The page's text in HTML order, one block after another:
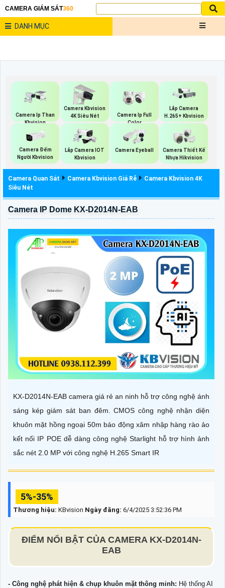
CAMERA GIÁM SÁT360
DANH MỤC
Camera Ip Than
Kbvision
Camera Kbvision
4K Siêu Nét
Camera Ip Full
Color
Lắp Camera
H.265+ Kbvision
Camera Đếm
Người Kbvision
Lắp Camera IOT
Kbvision
Camera Eyeball
Camera Thiết Kế
Nhựa Hikvision
Camera Quan Sát Camera Kbvision Giá Rẻ
Camera Kbvision 4K
Siêu Nét
Camera IP Dome KX-D2014N-EAB
KX-D2014N-EAB camera giá rẻ an ninh hỗ trợ công nghệ ánh
sáng kép giám sát ban đêm. CMOS công nghệ nhận diện
khuôn mặt hồng ngoại 50m báo động xâm nhập hàng rào ảo
kết nối IP POE dễ dàng công nghệ Starlight hỗ trợ hình ảnh
sắc nét 2.0 MP với công nghệ H.265 Smart IR
5%-35%
Thương hiệu: KBvision Ngày đăng: 6/4/2025 3:52:36 PM
ĐIỂM NỔI BẬT CỦA CAMERA KX-D2014N-
EAB
- Công nghệ phát hiện & chụp khuôn mặt thông minh: Hệ thống AI